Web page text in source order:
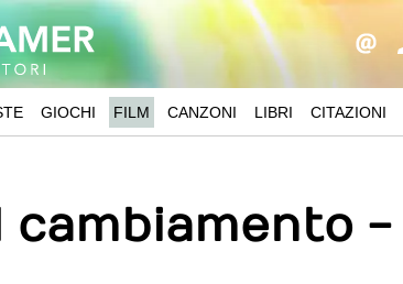
GIOCHI FILM CANZONI LIBRI CITAZIONI
-